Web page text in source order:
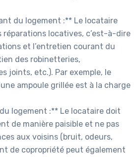
du logement :** Le locataire
locatives, c’est-à-dire
et l’entretien courant du
des robinetteries,
joints, etc.). Par exemple, le
ampoule grillée est à la charge
logement :** Le locataire doit
de manière paisible et ne pas
aux voisins (bruit, odeurs,
de copropriété peut également